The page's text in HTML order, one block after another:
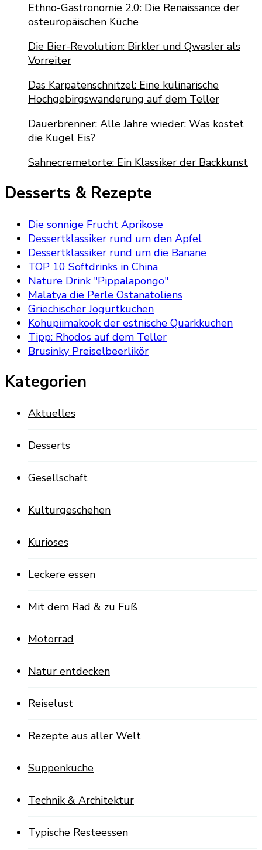
Ethno-Gastronomie 2.0: Die Renaissance der
osteuropäischen Küche
Die Bier-Revolution: Birkler und Qwasler als
Vorreiter
Das Karpatenschnitzel: Eine kulinarische
Hochgebirgswanderung auf dem Teller
Dauerbrenner: Alle Jahre wieder: Was kostet
die Kugel Eis?
Sahnecremetorte: Ein Klassiker der Backkunst
Desserts & Rezepte
Die sonnige Frucht Aprikose
Dessertklassiker rund um den Apfel
Dessertklassiker rund um die Banane
TOP 10 Softdrinks in China
Nature Drink "Pippalapongo"
Malatya die Perle Ostanatoliens
Griechischer Jogurtkuchen
Kohupiimakook der estnische Quarkkuchen
Tipp: Rhodos auf dem Teller
Brusinky Preiselbeerlikör
Kategorien
Aktuelles
Desserts
Gesellschaft
Kulturgeschehen
Kurioses
Leckere essen
Mit dem Rad & zu Fuß
Motorrad
Natur entdecken
Reiselust
Rezepte aus aller Welt
Suppenküche
Technik & Architektur
Typische Resteessen